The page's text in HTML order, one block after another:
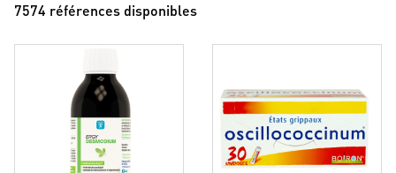
7574 références disponibles